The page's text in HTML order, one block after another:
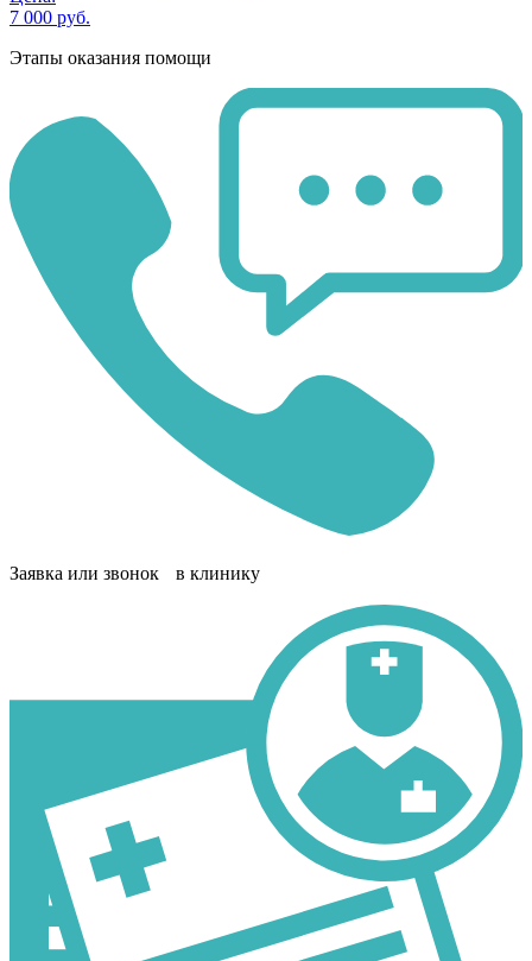
7 000 руб.
Этапы оказания помощи
Заявка или звонок в клинику